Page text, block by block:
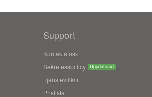
Support
Kontakta oss
Sekretesspolicy
Uppdaterad
Tjänstevillkor
Prislista